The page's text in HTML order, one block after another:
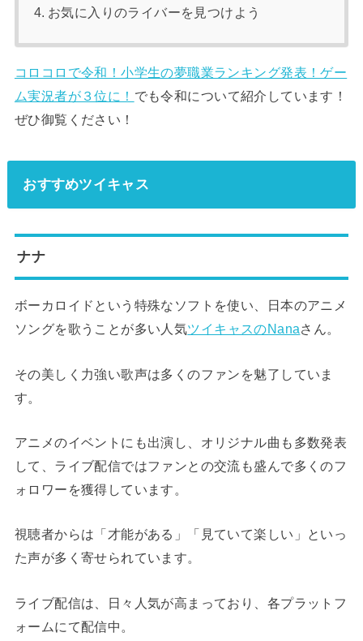
お気に入りのライバーを見つけよう
コロコロで令和！小学生の夢職業ランキング発表！ゲー
ム実況者が３位に！ でも令和について紹介しています！
ぜひ御覧ください！
おすすめツイキャス
ナナ
ボーカロイドという特殊なソフトを使い、日本のアニメ
ソングを歌うことが多い人気ツイキャスのNanaさん。
その美しく力強い歌声は多くのファンを魅了していま
す。
アニメのイベントにも出演し、オリジナル曲も多数発表
して、ライブ配信ではファンとの交流も盛んで多くのフ
ォロワーを獲得しています。
視聴者からは「才能がある」「見ていて楽しい」といっ
た声が多く寄せられています。
ライブ配信は、日々人気が高まっており、各プラットフ
ォームにて配信中。